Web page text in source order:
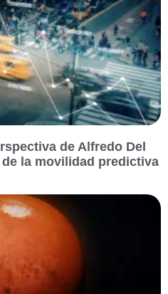
de Alfredo Del
de la movilidad predictiva